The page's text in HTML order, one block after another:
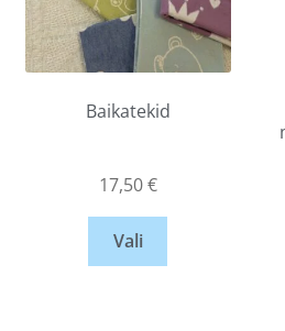
Baikatekid
17,50€
Vali